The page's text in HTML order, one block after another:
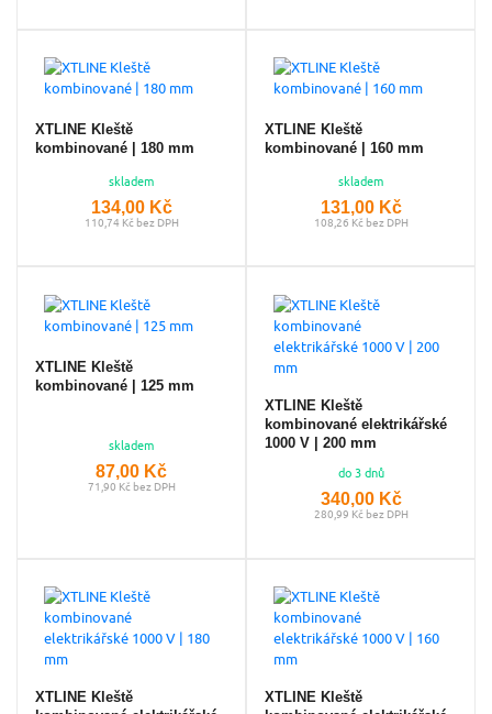
XTLINE Kleště
kombinované | 180 mm
skladem
134,00 Kč
110,74 Kč bez DPH
XTLINE Kleště
kombinované | 160 mm
skladem
131,00 Kč
108,26 Kč bez DPH
XTLINE Kleště
kombinované | 125 mm
skladem
87,00 Kč
71,90 Kč bez DPH
XTLINE Kleště
kombinované elektrikářské
1000 V | 200 mm
do 3 dnů
340,00 Kč
280,99 Kč bez DPH
XTLINE Kleště
XTLINE Kleště